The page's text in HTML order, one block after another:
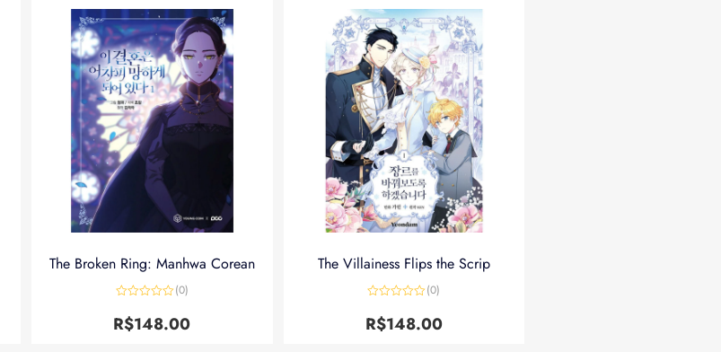
The Broken Ring: Manhwa Corean
0
de
(0)
R$148.00
The Villainess Flips the Scrip
0
de
(0)
R$148.00